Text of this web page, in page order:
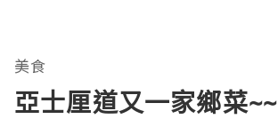
美食
亞士厘道又一家鄉菜~~